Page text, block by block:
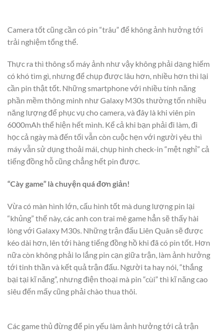
Camera tốt cũng cần có pin “trâu” để không ảnh hưởng tới
trải nghiệm tổng thể.
Thực ra thì thông số máy ảnh như vậy không phải dạng hiếm
có khó tìm gì, nhưng để chụp được lâu hơn, nhiều hơn thì lại
cần pin thật tốt. Những smartphone với nhiều tính năng
phần mềm thông minh như Galaxy M30s thường tốn nhiều
năng lượng để phục vụ cho camera, và đây là khi viên pin
6000mAh thể hiện hết mình. Kể cả khi bạn phải đi làm, đi
học cả ngày mà đến tối vẫn còn cuộc hẹn với người yêu thì
máy vẫn sử dụng thoải mái, chụp hình check-in “mệt nghỉ” cả
tiếng đồng hỗ cũng chẳng hết pin được.
“Cày game” là chuyện quá đơn giản!
Vừa có màn hình lớn, cấu hình tốt mà dung lượng pin lại
“khủng” thế này, các anh con trai mê game hẳn sẽ thấy hài
lòng với Galaxy M30s. Những trận đấu Liên Quân sẽ được
kéo dài hơn, lên tới hàng tiếng đồng hồ khi đã có pin tốt. Hơn
nữa còn không phải lo lắng pin cạn giữa trận, làm ảnh hưởng
tới tinh thần và kết quả trận đấu. Người ta hay nói, “thắng
bại tại kĩ năng”, nhưng điện thoại mà pin “cùi” thì kĩ năng cao
siêu đến mấy cũng phải chào thua thôi.
Các game thủ đừng để pin yếu làm ảnh hưởng tới cả trận